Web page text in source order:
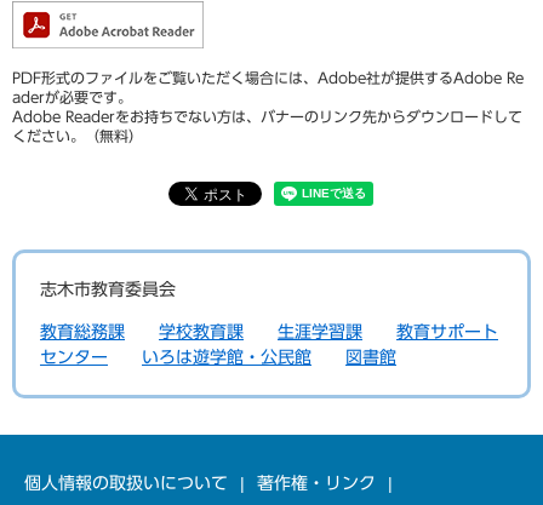
PDF形式のファイルをご覧いただく場合には、Adobe社が提供するAdobe Re
aderが必要です。
Adobe Readerをお持ちでない方は、バナーのリンク先からダウンロードして
ください。（無料）
志木市教育委員会
教育総務課 学校教育課 生涯学習課
教育サポート
センター
いろは遊学館・公民館 図書館
個人情報の取扱いについて 著作権・リンク